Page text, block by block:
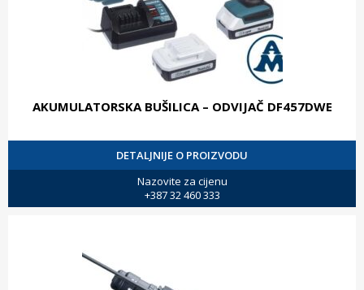
AKUMULATORSKA BUŠILICA – ODVIJAČ DF457DWE
DETALJNIJE O PROIZVODU
Nazovite za cijenu
+387 32 460 333